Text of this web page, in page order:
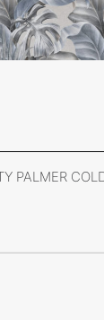
FICHA DEL